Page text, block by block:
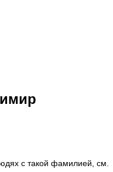
с такой фамилией, см.